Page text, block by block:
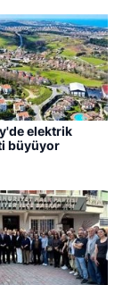
elektrik
büyüyor